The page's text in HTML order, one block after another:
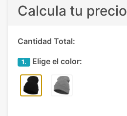
Calcula tu precio
Cantidad Total:
1. Elige el color: